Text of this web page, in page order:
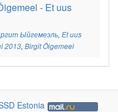
- Et uus
Ыйгемеэль, Et uus
2013, Birgit Õigemeel
Estonia